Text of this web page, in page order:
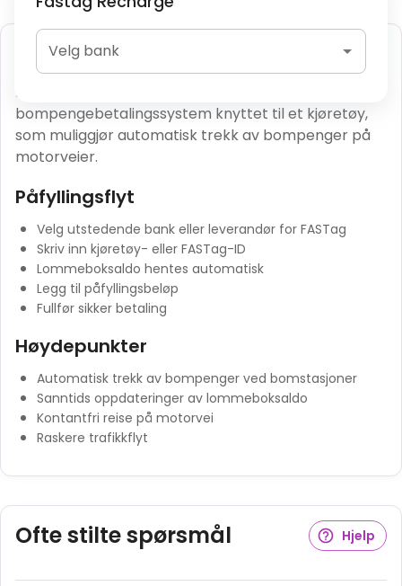
Velg bank
FASTag Påfyll
FASTag er et RFID-basert
bompengebetalingssystem knyttet til et kjøretøy,
som muliggjør automatisk trekk av bompenger på
motorveier.
Påfyllingsflyt
Velg utstedende bank eller leverandør for FASTag
Skriv inn kjøretøy- eller FASTag-ID
Lommeboksaldo hentes automatisk
Legg til påfyllingsbeløp
Fullfør sikker betaling
Høydepunkter
Automatisk trekk av bompenger ved bomstasjoner
Sanntids oppdateringer av lommeboksaldo
Kontantfri reise på motorvei
Raskere trafikkflyt
Ofte stilte spørsmål Hjelp